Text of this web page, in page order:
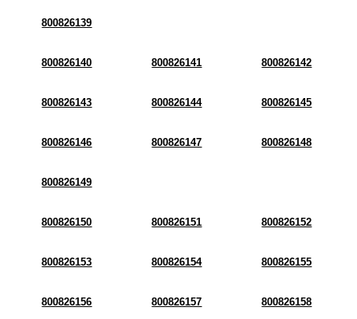
800826139
800826140 800826141 800826142
800826143 800826144 800826145
800826146 800826147 800826148
800826149
800826150 800826151 800826152
800826153 800826154 800826155
800826156 800826157 800826158